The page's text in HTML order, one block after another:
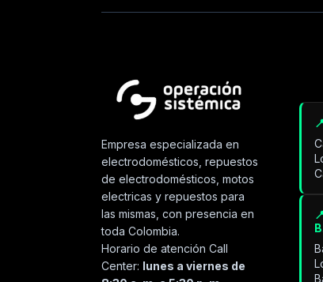
Empresa especializada en
electrodomésticos, repuestos
de electrodomésticos, motos
electricas y repuestos para
las mismas, con presencia en
toda Colombia.
Horario de atención Call
Center: lunes a viernes de